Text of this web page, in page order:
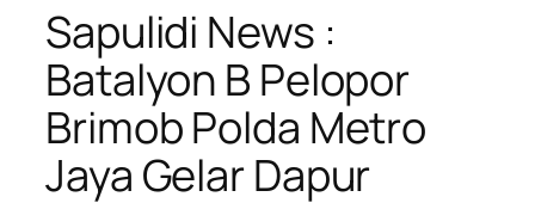
Sapulidi News :
Batalyon B Pelopor
Brimob Polda Metro
Jaya Gelar Dapur